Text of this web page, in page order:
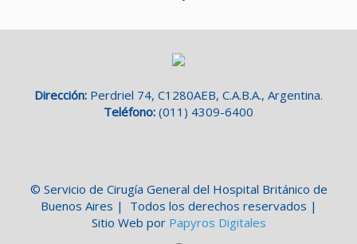
Dirección: Perdriel 74, C1280AEB, C.A.B.A., Argentina.
Teléfono: (011) 4309-6400
© Servicio de Cirugía General del Hospital Británico de
Buenos Aires | Todos los derechos reservados |
Sitio Web por Papyros Digitales